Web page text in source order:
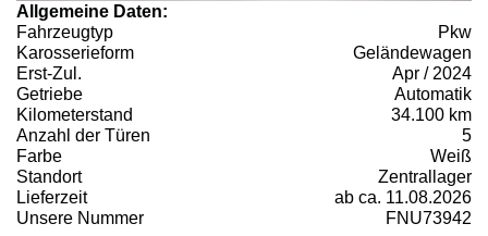
Allgemeine Daten:
Fahrzeugtyp
Pkw
Karosserieform
Geländewagen
Erst-Zul.
Apr / 2024
Getriebe
Automatik
Kilometerstand
34.100 km
Anzahl der Türen
5
Farbe
Weiß
Standort
Zentrallager
Lieferzeit
ab ca. 11.08.2026
Unsere Nummer
FNU73942